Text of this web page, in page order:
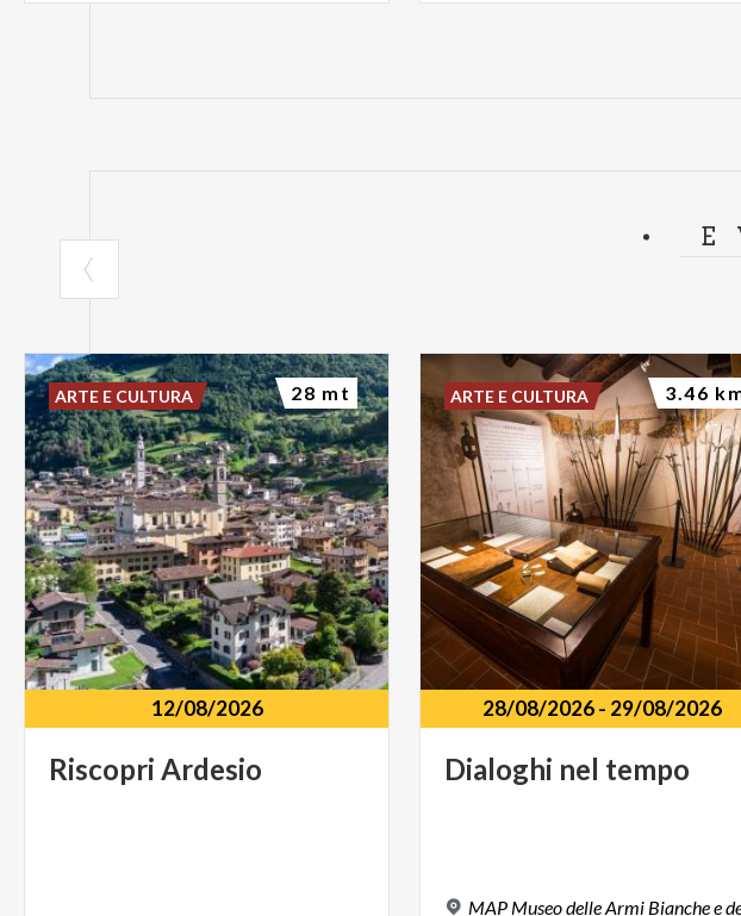
12/08/2026
Riscopri Ardesio
ARTE E CULTURA 28 mt
28/08/2026- 29/08/2026
Dialoghi nel tempo
MAP Museo delle Armi Bianche e
ARTE E CULTURA 3.46